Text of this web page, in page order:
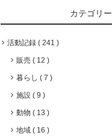
カテゴリー
活動記録 241
販売 12
暮らし 7
施設 9
動物 13
地域 16